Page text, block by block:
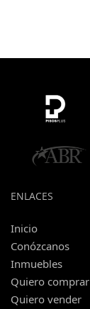
ENLACES
Inicio
Conózcanos
Inmuebles
Quiero comprar
Quiero vender